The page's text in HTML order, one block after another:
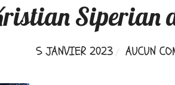
Siperian
5 JANVIER 2023 AUCUN